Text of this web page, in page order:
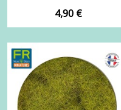
Prix
4,90 €